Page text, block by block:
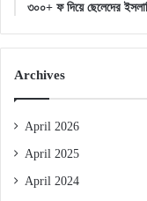
৩০০+ ফ দিয়ে ছেলেদের
Archives
April 2026
April 2025
April 2024